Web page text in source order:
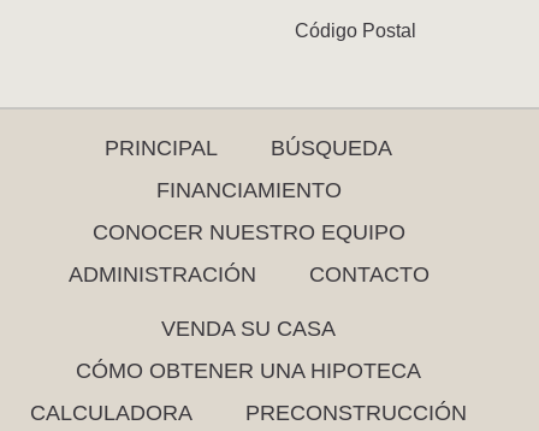
Código Postal
PRINCIPAL
BÚSQUEDA
FINANCIAMIENTO
CONOCER NUESTRO EQUIPO
ADMINISTRACIÓN
CONTACTO
VENDA SU CASA
CÓMO OBTENER UNA HIPOTECA
CALCULADORA
PRECONSTRUCCIÓN